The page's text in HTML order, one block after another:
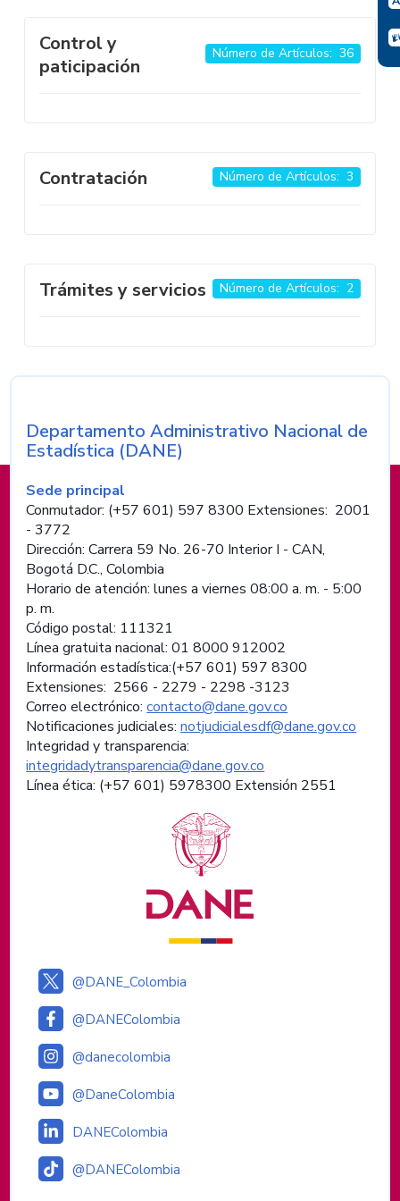
Control y
paticipación
Número de Artículos: 36
Contratación Número de Artículos: 3
Trámites y servicios Número de Artículos: 2
Información de pie de página
Nombre de la entidad
Departamento Administrativo Nacional de
Estadística (DANE)
Sede principal
Conmutador: (+57 601) 597 8300 Extensiones: 2001
- 3772
Dirección: Carrera 59 No. 26-70 Interior I - CAN,
Bogotá D.C., Colombia
Horario de atención: lunes a viernes 08:00 a. m. - 5:00
p. m.
Código postal: 111321
Línea gratuita nacional: 01 8000 912002
Información estadística:(+57 601) 597 8300
Extensiones: 2566 - 2279 - 2298 -3123
Correo electrónico:contacto@dane.gov.co
Notificaciones judiciales:notjudicialesdf@dane.gov.co
Integridad y transparencia:
integridadytransparencia@dane.gov.co
Línea ética: (+57 601) 5978300 Extensión 2551
Logos institucionales
@DANE_Colombia
@DANEColombia
@danecolombia
@DaneColombia
DANEColombia
@DANEColombia